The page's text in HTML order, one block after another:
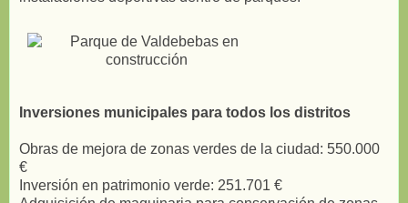
Inversiones municipales para todos los distritos
Obras de mejora de zonas verdes de la ciudad: 550.000
€
Inversión en patrimonio verde: 251.701 €